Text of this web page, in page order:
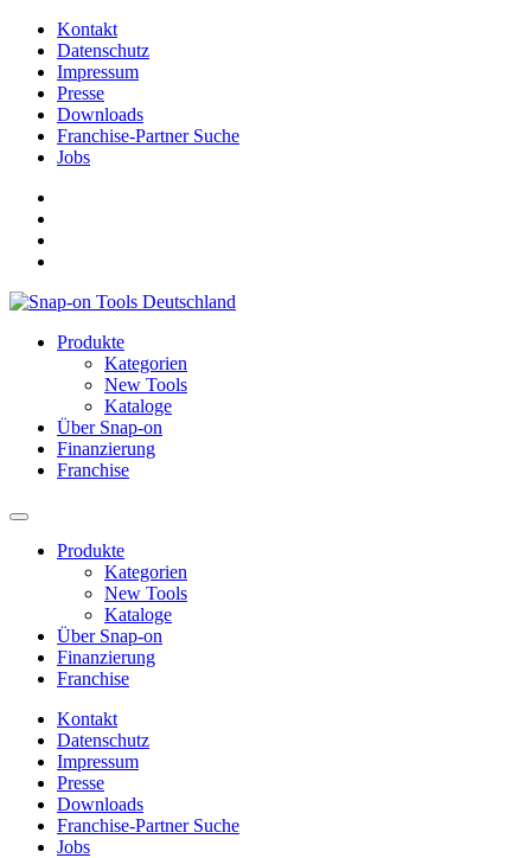
Kontakt
Datenschutz
Impressum
Presse
Downloads
Franchise-Partner Suche
Jobs
Produkte
Kategorien
New Tools
Kataloge
Über Snap-on
Finanzierung
Franchise
Produkte
Kategorien
New Tools
Kataloge
Über Snap-on
Finanzierung
Franchise
Kontakt
Datenschutz
Impressum
Presse
Downloads
Franchise-Partner Suche
Jobs